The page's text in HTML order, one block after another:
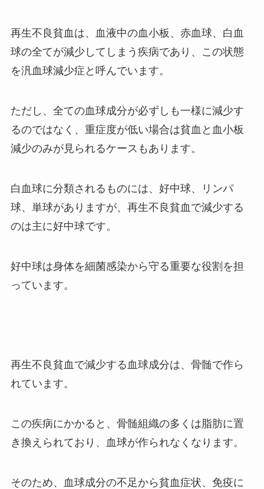
再生不良貧血は、血液中の血小板、赤血球、白血
球の全てが減少してしまう疾病であり、この状態
を汎血球減少症と呼んでいます。
ただし、全ての血球成分が必ずしも一様に減少す
るのではなく、重症度が低い場合は貧血と血小板
減少のみが見られるケースもあります。
白血球に分類されるものには、好中球、リンパ
球、単球がありますが、再生不良貧血で減少する
のは主に好中球です。
好中球は身体を細菌感染から守る重要な役割を担
っています。
再生不良貧血で減少する血球成分は、骨髄で作ら
れています。
この疾病にかかると、骨髄組織の多くは脂肪に置
き換えられており、血球が作られなくなります。
そのため、血球成分の不足から貧血症状、免疫に